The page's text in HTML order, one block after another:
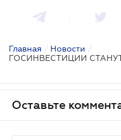
Главная / Новости /
ГОСИНВЕСТИЦИИ
Оставьте